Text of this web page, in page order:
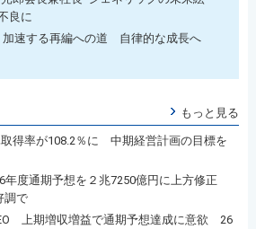
良に
速する再編への道 自律的な成長へ
もっと見る
得率が108.2％に 中期経営計画の目標を
度通期予想を２兆7250億円に上方修正
調で
上期増収増益で通期予想達成に意欲 26